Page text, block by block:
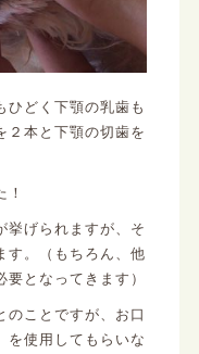
ひどく下顎の乳歯も
２本と下顎の切歯を
挙げられますが、そ
す。（もちろん、他
となってきます）
のことですが、お口
を使用してもらいな